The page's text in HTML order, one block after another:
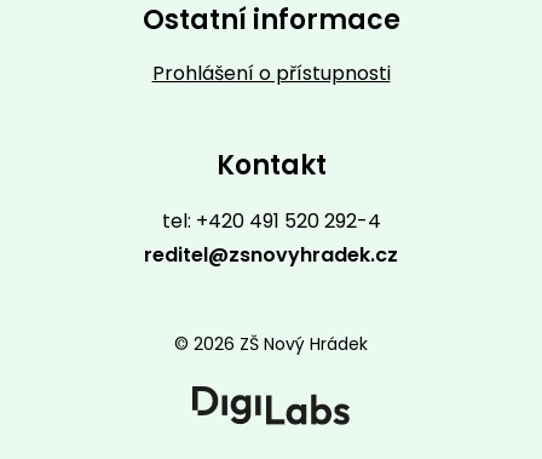
Ostatní informace
Prohlášení o přístupnosti
Kontakt
tel: +420 491 520 292-4
reditel@zsnovyhradek.cz
© 2026 ZŠ Nový Hrádek